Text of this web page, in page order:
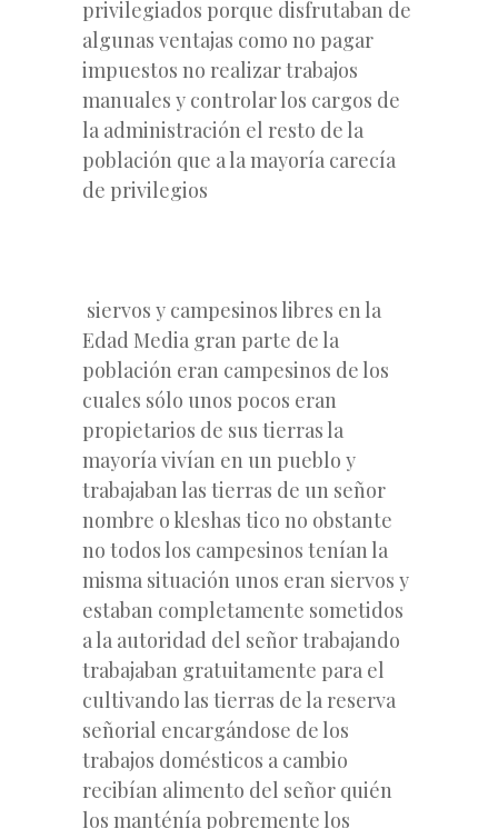
privilegiados porque disfrutaban de
algunas ventajas como no pagar
impuestos no realizar trabajos
manuales y controlar los cargos de
la administración el resto de la
población que a la mayoría carecía
de privilegios
siervos y campesinos libres en la
Edad Media gran parte de la
población eran campesinos de los
cuales sólo unos pocos eran
propietarios de sus tierras la
mayoría vivían en un pueblo y
trabajaban las tierras de un señor
nombre o kleshas tico no obstante
no todos los campesinos tenían la
misma situación unos eran siervos y
estaban completamente sometidos
a la autoridad del señor trabajando
trabajaban gratuitamente para el
cultivando las tierras de la reserva
señorial encargándose de los
trabajos domésticos a cambio
recibían alimento del señor quién
los manténía pobremente los